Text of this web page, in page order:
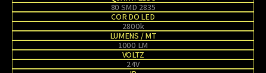
80 SMD 2835
COR DO LED
2800k
LUMENS / MT
1000 LM
VOLTZ
24V